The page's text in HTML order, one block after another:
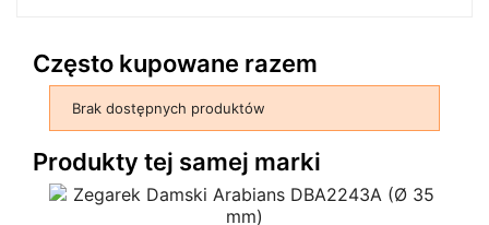
Często kupowane razem
Brak dostępnych produktów
Produkty tej samej marki